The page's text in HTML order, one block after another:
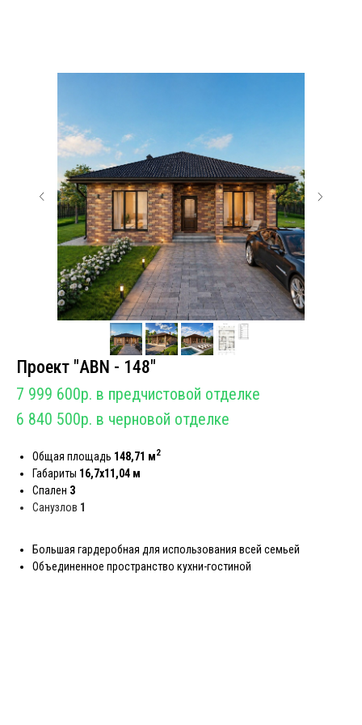
Проект "АBN - 148"
7 999 600р. в предчистовой отделке
6 840 500р. в черновой отделке
Общая площадь 148,71 м2
Габариты 16,7х11,04 м
Спален 3
Санузлов 1
Большая гардеробная для использования всей семьей
Объединенное пространство кухни-гостиной